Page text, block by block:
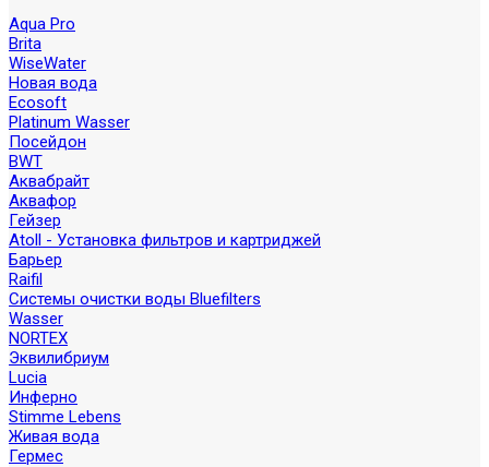
Aqua Pro
Brita
WiseWater
Новая вода
Ecosoft
Platinum Wasser
Посейдон
BWT
Аквабрайт
Аквафор
Гейзер
Atoll - Установка фильтров и картриджей
Барьер
Raifil
Системы очистки воды Bluefilters
Wasser
NORTEX
Эквилибриум
Lucia
Инферно
Stimme Lebens
Живая вода
Гермес